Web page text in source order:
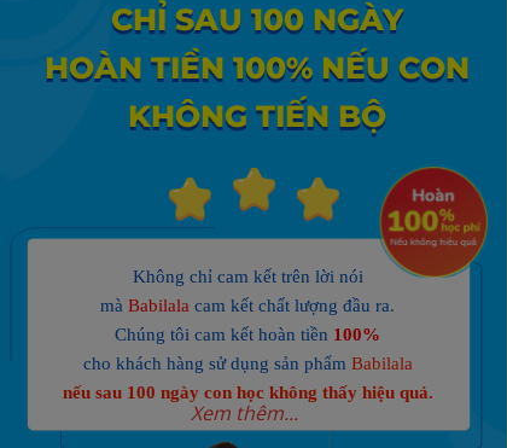
Không chỉ cam kết trên lời nói
màBabilala cam kết chất lượng đầu ra.
Chúng tôi cam kết hoàn tiền 100%
cho khách hàng sử dụng sản phẩm Babilala
nếu sau 100 ngày con học không thấy hiệu quả.
Xem thêm...
CHỈ SAU 100 NGÀY
HOÀN TIỀN 100% NẾU CON
KHÔNG TIẾN BỘ